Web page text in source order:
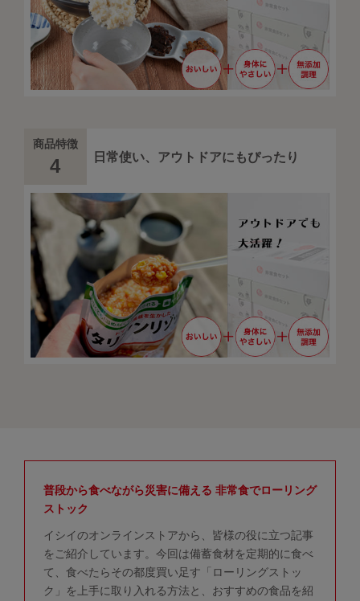
商品特徴
4 日常使い、アウトドアにもぴったり
普段から食べながら災害に備える 非常食でローリング
ストック
イシイのオンラインストアから、皆様の役に立つ記事
をご紹介しています。今回は備蓄食材を定期的に食べ
て、食べたらその都度買い足す「ローリングストッ
ク」を上手に取り入れる方法と、おすすめの食品を紹